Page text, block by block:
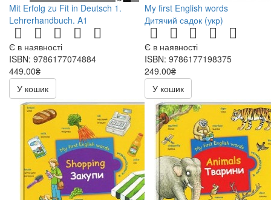
Mit Erfolg zu Fit in Deutsch 1.
Lehrerhandbuch. A1
Є в наявності
ISBN: 9786177074884
449.00₴
У кошик
My first English words
Дитячий садок (укр)
Є в наявності
ISBN: 9786177198375
249.00₴
У кошик